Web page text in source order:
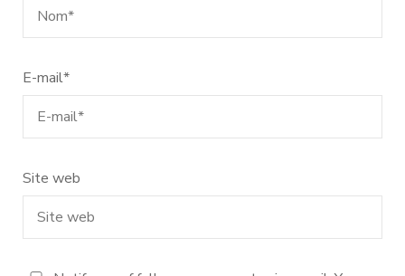
E-mail*
Site web